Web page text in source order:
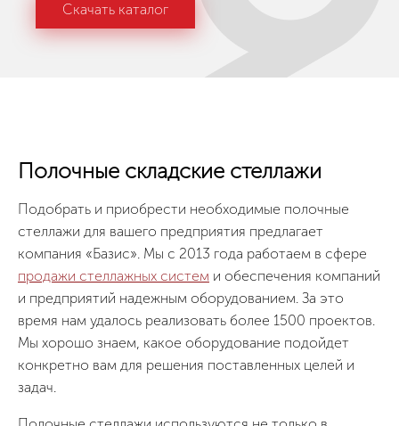
Скачать каталог
Полочные складские стеллажи
Подобрать и приобрести необходимые полочные
стеллажи для вашего предприятия предлагает
компания «Базис». Мы с 2013 года работаем в сфере
продажи стеллажных систем и обеспечения компаний
и предприятий надежным оборудованием. За это
время нам удалось реализовать более 1500 проектов.
Мы хорошо знаем, какое оборудование подойдет
конкретно вам для решения поставленных целей и
задач.